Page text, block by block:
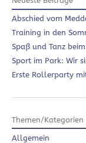
Abschied vom
Training in den
Spaß und Tanz
Sport im Park: Wir
Erste Rollerparty
Themen/Kategorien
Allgemein